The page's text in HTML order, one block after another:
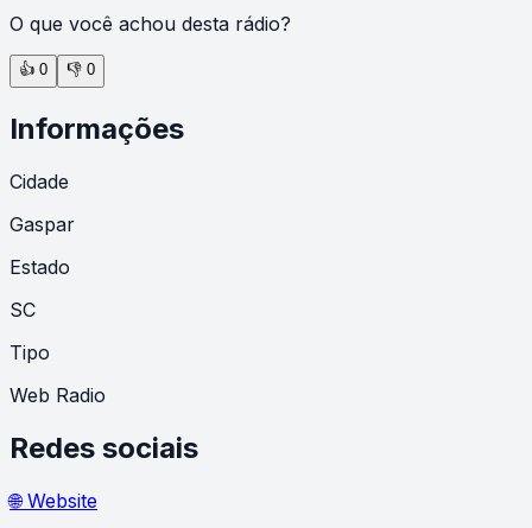
O que você achou desta rádio?
👍 0 👎 0
Informações
Cidade
Gaspar
Estado
SC
Tipo
Web Radio
Redes sociais
🌐 Website